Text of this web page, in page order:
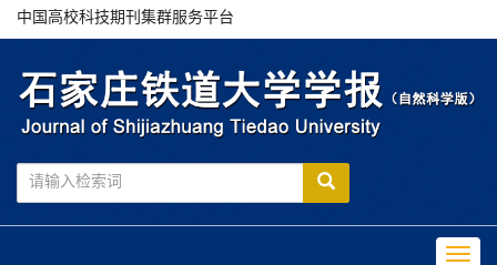
中国高校科技期刊集群服务平台